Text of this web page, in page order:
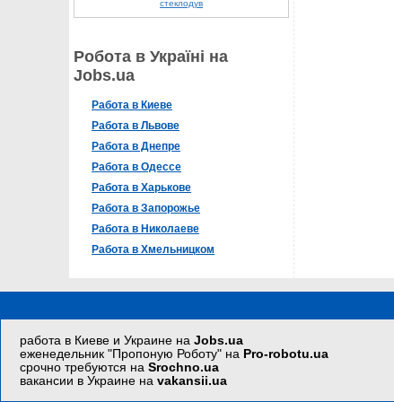
стеклодув
Робота в Україні на
Jobs.ua
Работа в Киеве
Работа в Львове
Работа в Днепре
Работа в Одессе
Работа в Харькове
Работа в Запорожье
Работа в Николаеве
Работа в Хмельницком
работа в Киеве и Украине наJobs.ua
еженедельник "Пропоную Роботу" на Pro-robotu.ua
срочно требуются наSrochno.ua
вакансии в Украине наvakansii.ua